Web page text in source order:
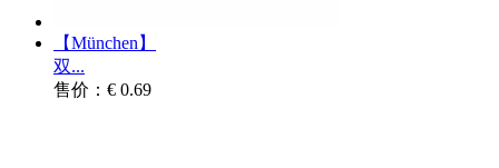
【München】
双...
售价：€ 0.69